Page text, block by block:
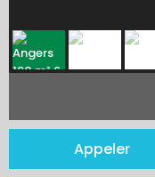
Appeler